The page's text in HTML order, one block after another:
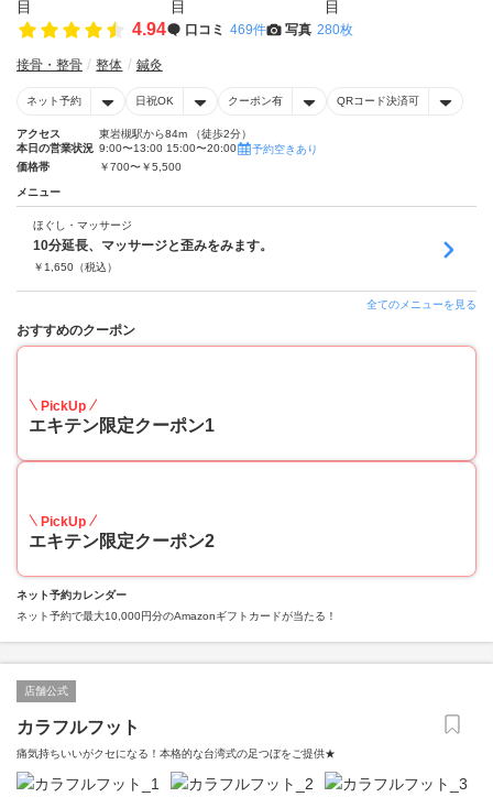
4.94 口コミ 469件 写真 280枚
接骨・整骨 整体 鍼灸
ネット予約 日祝OK クーポン有 QRコード決済可
アクセス
東岩槻駅から84m （徒歩2分）
本日の営業状況 9:00〜13:00 15:00〜20:00
予約空きあり
価格帯
￥700〜￥5,500
メニュー
ほぐし・マッサージ
10分延長、マッサージと歪みをみます。
￥ 1,650 （税込）
全てのメニューを見る
おすすめのクーポン
PickUp
エキテン限定クーポン1
PickUp
エキテン限定クーポン2
ネット予約カレンダー
ネット予約で最大10,000円分のAmazonギフトカードが当たる！
店舗公式
カラフルフット
痛気持ちいいがクセになる！本格的な台湾式の足つぼをご提供★